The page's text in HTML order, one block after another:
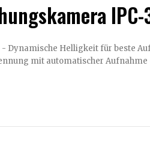
mit automatischer Aufnahme